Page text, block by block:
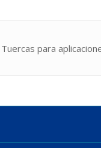
Tuercas para